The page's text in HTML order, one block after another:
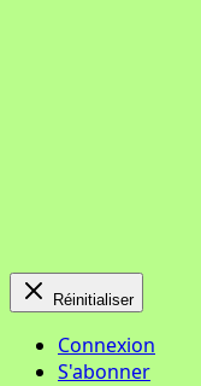
Réinitialiser
Connexion
S'abonner